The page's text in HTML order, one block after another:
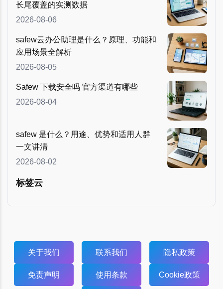
长尾覆盖的实测数据
2026-08-06
safew云办公助理是什么？原理、功能和
应用场景全解析
2026-08-05
Safew 下载安全吗 官方渠道有哪些
2026-08-04
safew 是什么？用途、优势和适用人群
一文讲清
2026-08-02
标签云
关于我们 联系我们 隐私政策
免责声明 使用条款 Cookie政策